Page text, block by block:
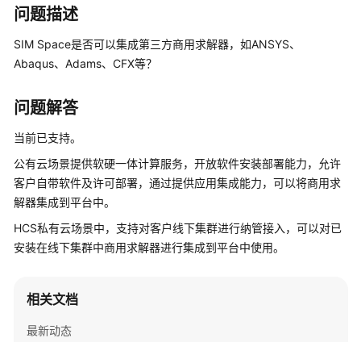
产
品
介
绍
计
费
说
快
速
入
门
制
指
问题描述
SIM Space是否可以集成第三方商用求解器，如ANSYS、
Abaqus、Adams、CFX等？
问题解答
当前已支持。
公有云场景提供软硬一体计算服务，开放软件安装部署能力，允许
客户自带软件及许可部署，通过提供应用集成能力，可以将商用求
解器集成到平台中。
HCS私有云场景中，支持对客户线下集群进行纳管接入，可以对已
安装在线下集群中商用求解器进行集成到平台中使用。
相关文档
最新动态